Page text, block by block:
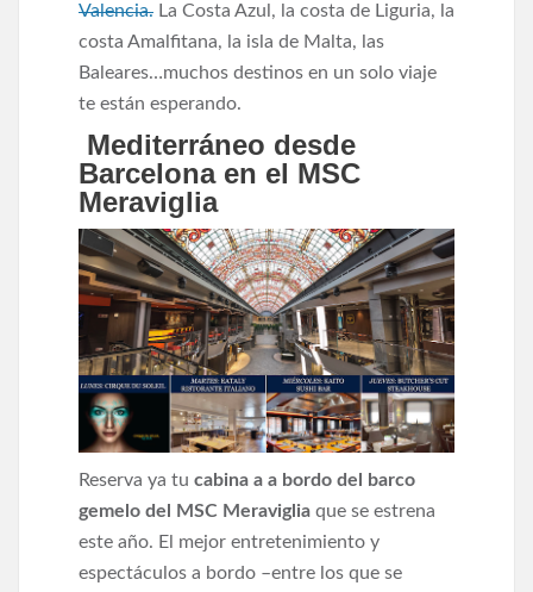
Valencia. La Costa Azul, la costa de Liguria, la
costa Amalfitana, la isla de Malta, las
Baleares…muchos destinos en un solo viaje
te están esperando.
Mediterráneo desde
Barcelona en el MSC
Meraviglia
Reserva ya tu cabina a a bordo del barco
gemelo del MSC Meraviglia que se estrena
este año. El mejor entretenimiento y
espectáculos a bordo –entre los que se